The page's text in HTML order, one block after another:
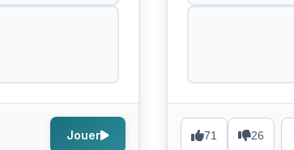
Jouer 71 26